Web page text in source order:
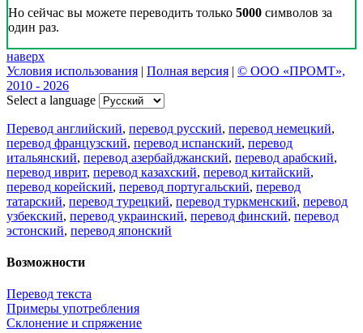
Но сейчас вы можете переводить только 5000 символов за
один раз.
наверх
Условия использования | Полная версия | © ООО «ПРОМТ»,
2010 - 2026
Select a language
Перевод английский, перевод русский, перевод немецкий,
перевод французский, перевод испанский, перевод
итальянский, перевод азербайджанский, перевод арабский,
перевод иврит, перевод казахский, перевод китайский,
перевод корейский, перевод португальский, перевод
татарский, перевод турецкий, перевод туркменский, перевод
узбекский, перевод украинский, перевод финский, перевод
эстонский, перевод японский
Возможности
Перевод текста
Примеры употребления
Склонение и спряжение